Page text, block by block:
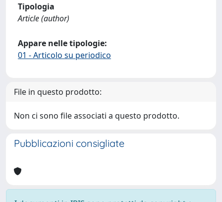
Tipologia
Article (author)
Appare nelle tipologie:
01 - Articolo su periodico
File in questo prodotto:
Non ci sono file associati a questo prodotto.
Pubblicazioni consigliate